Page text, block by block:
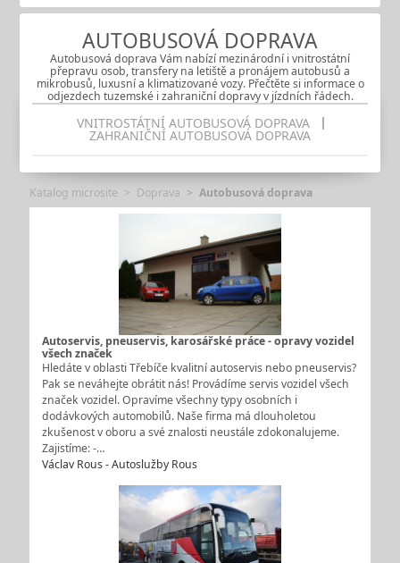
AUTOBUSOVÁ DOPRAVA
Autobusová doprava Vám nabízí mezinárodní i vnitrostátní
přepravu osob, transfery na letiště a pronájem autobusů a
mikrobusů, luxusní a klimatizované vozy. Přečtěte si informace o
odjezdech tuzemské i zahraniční dopravy v jízdních řádech.
VNITROSTÁTNÍ AUTOBUSOVÁ DOPRAVA
ZAHRANIČNÍ AUTOBUSOVÁ DOPRAVA
Katalog microsite Doprava Autobusová doprava
Autoservis, pneuservis, karosářské práce - opravy vozidel
všech značek
Hledáte v oblasti Třebíče kvalitní autoservis nebo pneuservis?
Pak se neváhejte obrátit nás! Provádíme servis vozidel všech
značek vozidel. Opravíme všechny typy osobních i
dodávkových automobilů. Naše firma má dlouholetou
zkušenost v oboru a své znalosti neustále zdokonalujeme.
Zajistíme: -…
Václav Rous - Autoslužby Rous